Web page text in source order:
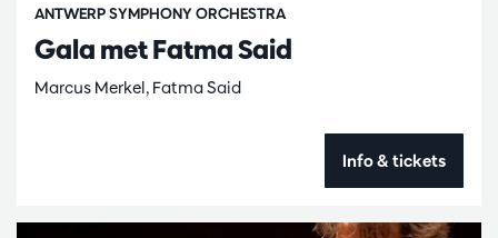
Gala met Fatma Said
Marcus Merkel, Fatma Said
ANTWERP SYMPHONY ORCHESTRA
Info & tickets